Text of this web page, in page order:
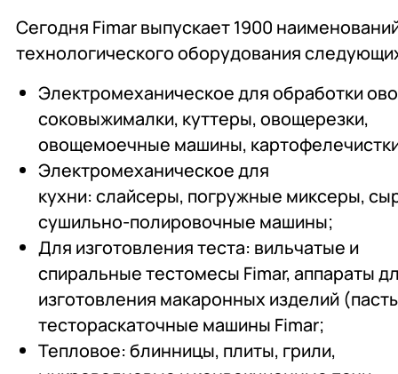
Сегодня Fimar выпускает 1900
технологического оборудования
Электромеханическое для обработки
соковыжималки, куттеры, овощерезки,
овощемоечные машины,
Электромеханическое для
кухни: слайсеры, погружные миксеры,
сушильно-полировочные машины;
Для изготовления теста: вильчатые и
спиральные тестомесы Fimar, аппараты
изготовления макаронных изделий
тестораскаточные машины Fimar;
Тепловое: блинницы, плиты, грили,